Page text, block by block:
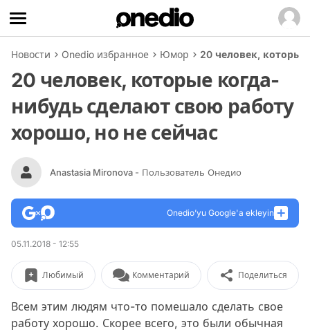
Новости Onedio избранное Юмор 20 человек,
20 человек, которые когда-
нибудь сделают свою работу
хорошо, но не сейчас
Anastasia Mironova - Пользователь Онедио
Onedio’yu Google'a ekleyin
05.11.2018 - 12:55
Любимый Комментарий Поделиться
Всем этим людям что-то помешало сделать свое
работу хорошо. Скорее всего, это были обычная